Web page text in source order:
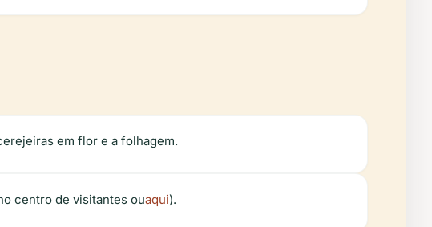
em flor e a folhagem.
centro de visitantes ouaqui).